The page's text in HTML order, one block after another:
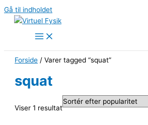
Gå til indholdet
Forside / Varer tagged “squat”
squat
Viser 1 resultat